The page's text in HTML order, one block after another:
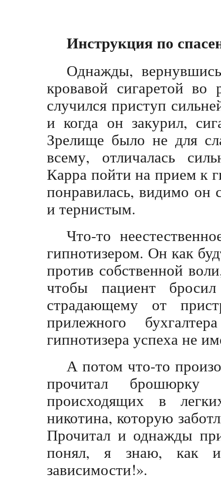
Инструкция по
Однажды,
кровавой сигаретой во
случился приступ
и когда он закурил,
Зрелище было не для
всему, отличалась
Карра пойти на прием к
понравилась, видимо он
и тернистым.
Что-то
гипнотизером. Он как
против собственной
чтобы пациент
страдающему от
прилежного
гипнотизера успеха не
А потом что-то
прочитал брошюрку
происходящих в
никотина, которую
Прочитал и однажды
понял, я знаю, как
зависимости!».